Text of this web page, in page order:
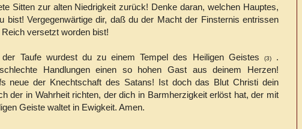
Sitten zur alten Niedrigkeit zurück! Denke daran, welchen Hauptes,
bist! Vergegenwärtige dir, daß du der Macht der Finsternis entrissen
versetzt worden bist!
Taufe wurdest du zu einem Tempel des Heiligen Geistes (3).
Handlungen einen so hohen Gast aus deinem Herzen!
neue der Knechtschaft des Satans! Ist doch das Blut Christi dein
der in Wahrheit richten, der dich in Barmherzigkeit erlöst hat, der mit
Geiste waltet in Ewigkeit. Amen.